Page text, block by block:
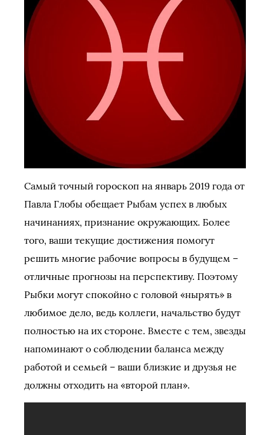
Самый точный гороскоп на январь 2019 года от
Павла Глобы обещает Рыбам успех в любых
начинаниях, признание окружающих. Более
того, ваши текущие достижения помогут
решить многие рабочие вопросы в будущем –
отличные прогнозы на перспективу. Поэтому
Рыбки могут спокойно с головой «нырять» в
любимое дело, ведь коллеги, начальство будут
полностью на их стороне. Вместе с тем, звезды
напоминают о соблюдении баланса между
работой и семьей – ваши близкие и друзья не
должны отходить на «второй план».